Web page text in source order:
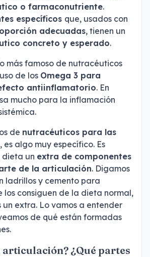
o farmaconutriente.
específicos que, usados con
adecuadas, tienen un
concreto y esperado.
más famoso de nutracéuticos
de los Omega 3 para
antiinflamatorio. En
mucho para la inflamación
de nutracéuticos para las
, es algo muy específico. Es
dieta un extra de componentes
de la articulación. Digamos
ladrillos y cemento para
los consiguen de la dieta normal,
un extra. Lo vamos a entender
de qué están formadas
articulación? ¿Qué partes